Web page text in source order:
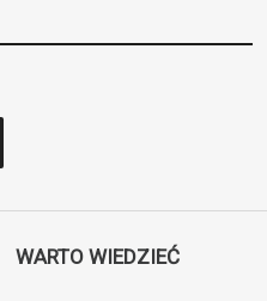
WARTO WIEDZIEĆ